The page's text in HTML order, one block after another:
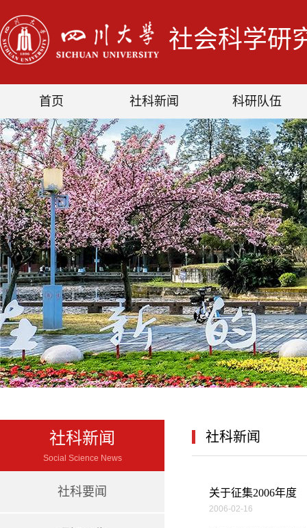
社会科学研
首页 社科新闻 科研队伍
社科新闻
Social Science News
社科要闻
社科新闻
关于征集2006年度
2006-02-16